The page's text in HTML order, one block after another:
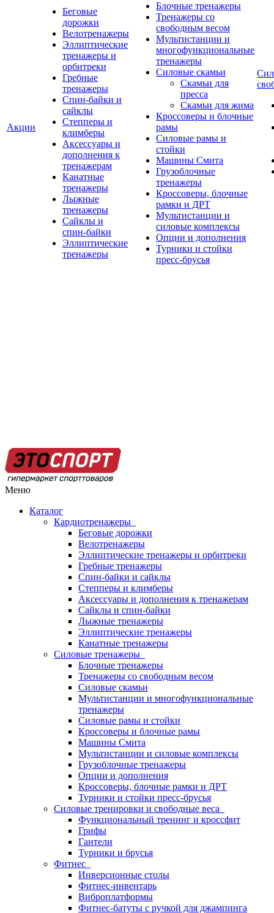
Акции
Беговые
дорожки
Велотренажеры
Эллиптические
тренажеры и
орбитреки
Гребные
тренажеры
Спин-байки и
сайклы
Степперы и
климберы
Аксессуары и
дополнения к
тренажерам
Канатные
тренажеры
Лыжные
тренажеры
Сайклы и
спин-байки
Эллиптические
тренажеры
Блочные тренажеры
Тренажеры со
свободным весом
Мультистанции и
многофункциональные
тренажеры
Силовые скамьи
Скамьи для
пресса
Скамьи для жима
Кроссоверы и блочные
рамы
Силовые рамы и
стойки
Машины Смита
Грузоблочные
тренажеры
Кроссоверы, блочные
рамки и ДРТ
Мультистанции и
силовые комплексы
Опции и дополнения
Турники и стойки
пресс-брусья
Меню
Каталог
Кардиотренажеры
Беговые дорожки
Велотренажеры
Эллиптические тренажеры и орбитреки
Гребные тренажеры
Спин-байки и сайклы
Степперы и климберы
Аксессуары и дополнения к тренажерам
Сайклы и спин-байки
Лыжные тренажеры
Эллиптические тренажеры
Канатные тренажеры
Силовые тренажеры
Блочные тренажеры
Тренажеры со свободным весом
Силовые скамьи
Мультистанции и многофункциональные
тренажеры
Силовые рамы и стойки
Кроссоверы и блочные рамы
Машины Смита
Мультистанции и силовые комплексы
Грузоблочные тренажеры
Опции и дополнения
Кроссоверы, блочные рамки и ДРТ
Турники и стойки пресс-брусья
Силовые тренировки и свободные веса
Функциональный тренинг и кроссфит
Грифы
Гантели
Турники и брусья
Фитнес
Инверсионные столы
Фитнес-инвентарь
Виброплатформы
Фитнес-батуты с ручкой для джампинга